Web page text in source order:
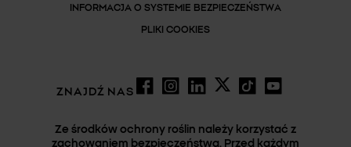
INFORMACJA O SYSTEMIE BEZPIECZEŃSTWA
PLIKI COOKIES
ZNAJDŹ NAS
Ze środków ochrony roślin należy korzystać z
zachowaniem bezpieczeństwa. Przed każdym